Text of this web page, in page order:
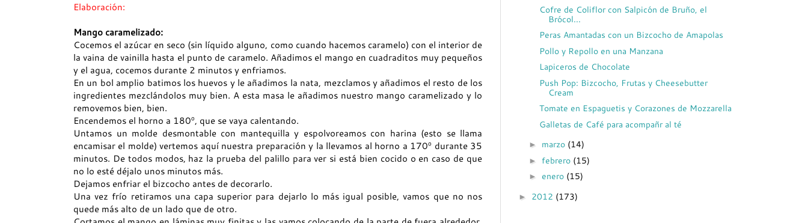
Elaboración:
Mango caramelizado:
Cocemos el azúcar en seco (sin líquido alguno, como cuando hacemos caramelo) con el interior de
la vaina de vainilla hasta el punto de caramelo. Añadimos el mango en cuadraditos muy pequeños
y el agua, cocemos durante 2 minutos y enfriamos.
En un bol amplio batimos los huevos y le añadimos la nata, mezclamos y añadimos el resto de los
ingredientes mezclándolos muy bien. A esta masa le añadimos nuestro mango caramelizado y lo
removemos bien, bien.
Encendemos el horno a 180º, que se vaya calentando.
Untamos un molde desmontable con mantequilla y espolvoreamos con harina (esto se llama
encamisar el molde) vertemos aquí nuestra preparación y la llevamos al horno a 170º durante 35
minutos. De todos modos, haz la prueba del palillo para ver si está bien cocido o en caso de que
no lo esté déjalo unos minutos más.
Dejamos enfriar el bizcocho antes de decorarlo.
Una vez frío retiramos una capa superior para dejarlo lo más igual posible, vamos que no nos
quede más alto de un lado que de otro.
Cofre de Coliflor con Salpicón de Bruño, el
Brócol...
Peras Amantadas con un Bizcocho de Amapolas
Pollo y Repollo en una Manzana
Lapiceros de Chocolate
Push Pop: Bizcocho, Frutas y Cheesebutter
Cream
Tomate en Espaguetis y Corazones de Mozzarella
Galletas de Café para acompañr al té
► marzo (14)
► febrero (15)
► enero (15)
► 2012 (173)